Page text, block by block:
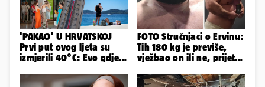
'PAKAO' U HRVATSKOJ
Prvi put ovog ljeta su
izmjerili 40°C: Evo gdje
spas
FOTO Stručnjaci o Ervinu:
Tih 180 kg je previše,
vježbao on ili ne, prijete